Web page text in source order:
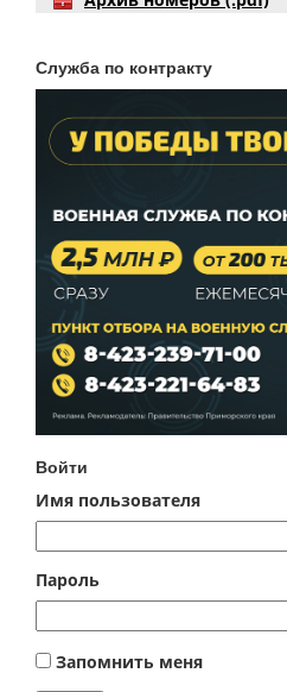
Служба по контракту
Войти
Имя пользователя
Пароль
Запомнить меня